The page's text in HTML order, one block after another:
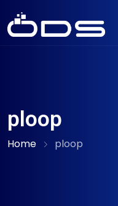
ploop
Home ploop